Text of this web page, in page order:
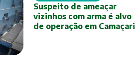
Suspeito de ameaçar
vizinhos com arma é alvo
de operação em Camaçari